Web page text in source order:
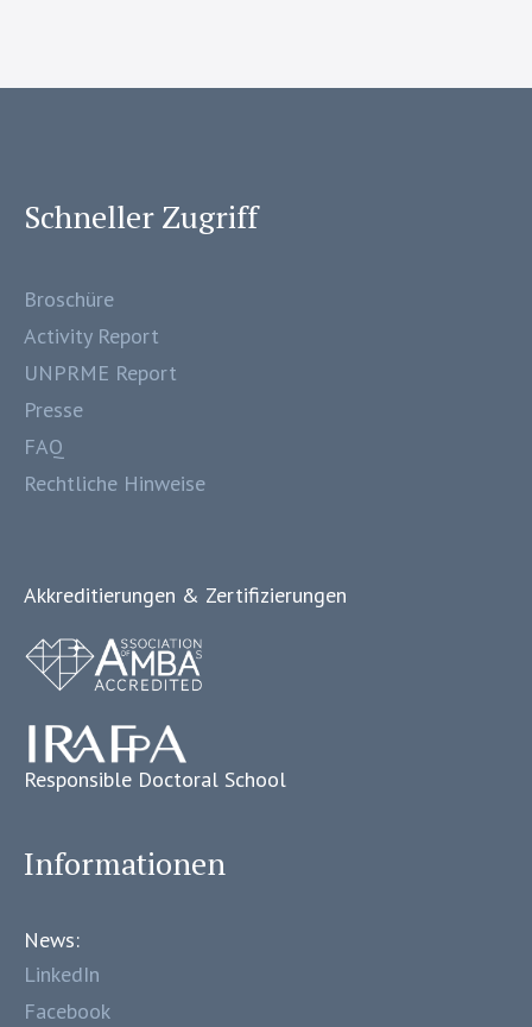
Schneller Zugriff
Broschüre
Activity Report
UNPRME Report
Presse
FAQ
Rechtliche Hinweise
Akkreditierungen & Zertifizierungen
Responsible Doctoral School
Informationen
News:
LinkedIn
Facebook